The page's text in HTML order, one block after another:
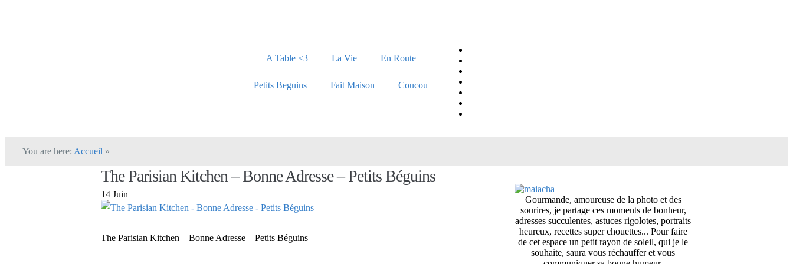
A Table <3 La Vie En Route
Petits Beguins Fait Maison Coucou
You are here: Accueil »
The Parisian Kitchen – Bonne Adresse – Petits Béguins
14 Juin
The Parisian Kitchen – Bonne Adresse – Petits Béguins
Gourmande, amoureuse de la photo et des
sourires, je partage ces moments de bonheur,
adresses succulentes, astuces rigolotes, portraits
heureux, recettes super chouettes... Pour faire
de cet espace un petit rayon de soleil, qui je le
souhaite, saura vous réchauffer et vous